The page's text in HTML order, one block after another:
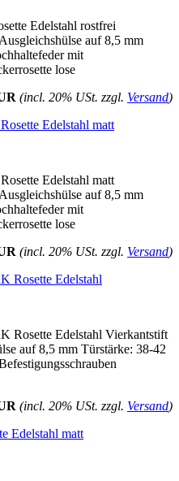
Edelstahl rostfrei
auf 8,5 mm
mit
lose
(incl. 20% USt. zzgl. Versand)
Edelstahl matt
Edelstahl matt
auf 8,5 mm
mit
lose
(incl. 20% USt. zzgl. Versand)
Rosette Edelstahl
Rosette Edelstahl Vierkantstift
auf 8,5 mm Türstärke: 38-42
(incl. 20% USt. zzgl. Versand)
Edelstahl matt